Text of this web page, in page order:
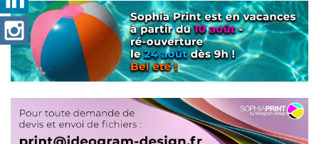
Nom et prénom
Société
Adresse e-mail